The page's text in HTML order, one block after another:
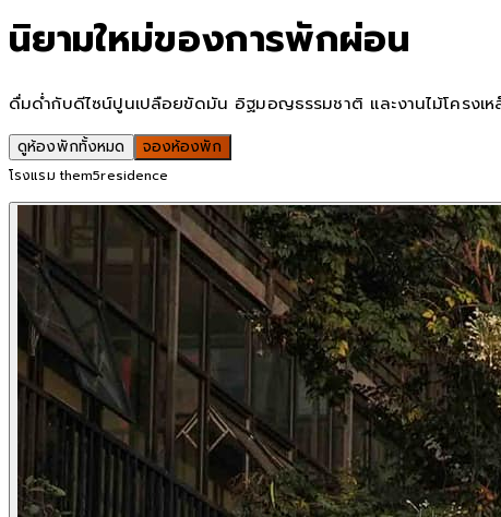
นิยามใหม่ของการพักผ่อน
ดื่มด่ำกับดีไซน์ปูนเปลือยขัดมัน อิฐมอญธรรมชาติ และงานไม้โครงเ
ดูห้องพักทั้งหมด จองห้องพัก
โรงแรม them5residence